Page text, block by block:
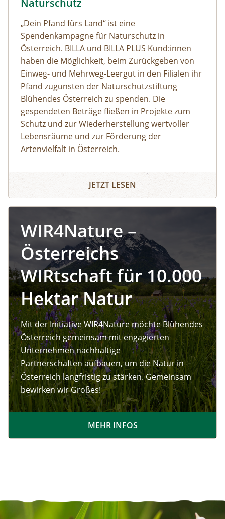
Naturschutz
„Dein Pfand fürs Land“ ist eine
Spendenkampagne für Naturschutz in
Österreich. BILLA und BILLA PLUS Kund:innen
haben die Möglichkeit, beim Zurückgeben von
Einweg- und Mehrweg-Leergut in den Filialen ihr
Pfand zugunsten der Naturschutzstiftung
Blühendes Österreich zu spenden. Die
gespendeten Beträge fließen in Projekte zum
Schutz und zur Wiederherstellung wertvoller
Lebensräume und zur Förderung der
Artenvielfalt in Österreich.
JETZT LESEN
WIR4Nature –
Österreichs
WIRtschaft für 10.000
Hektar Natur
Mit der Initiative WIR4Nature möchte Blühendes
Österreich gemeinsam mit engagierten
Unternehmen nachhaltige
Partnerschaften aufbauen, um die Natur in
Österreich langfristig zu stärken. Gemeinsam
bewirken wir Großes!
MEHR INFOS